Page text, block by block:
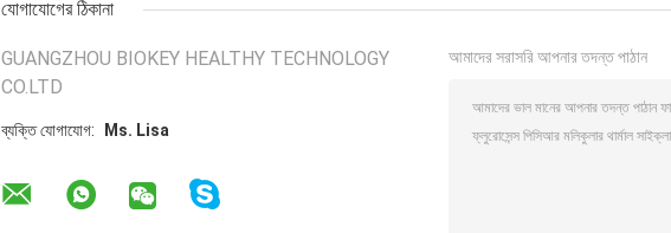
যোগাযোগের ঠিকানা
GUANGZHOU BIOKEY HEALTHY TECHNOLOGY
CO.LTD
ব্যক্তি যোগাযোগ: Ms. Lisa
আমাদের সরাসরি আপনার তদন্ত পাঠান